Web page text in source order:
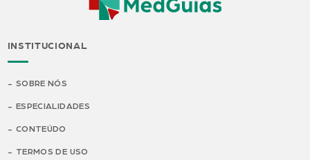
INSTITUCIONAL
SOBRE NÓS
ESPECIALIDADES
CONTEÚDO
TERMOS DE USO